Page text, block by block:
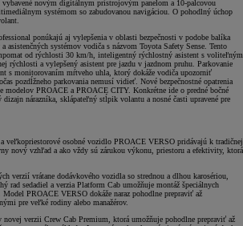
novým digitálnym prístrojovým panelom a 10-palcovou
systémom so zabudovanou navigáciou. O pohodlný úchop
ponúkajú aj vylepšenia v oblasti bezpečnosti v podobe balíka
asistenčných systémov vodiča s názvom Toyota Safety Sense. Tento
od rýchlosti 30 km/h, inteligentný rýchlostný asistent s voliteľným
rýchlosti a vylepšený asistent pre jazdu v jazdnom pruhu. Parkovanie
s monitorovaním mŕtveho uhla, ktorý dokáže vodiča upozorniť
pozdĺžneho parkovania nemusí vidieť. Nové bezpečnostné opatrenia
modelov PROACE a PROACE CITY. Konkrétne ide o predné bočné
dizajn nárazníka, sklápateľný stĺpik volantu a nosné časti upravené pre
veľkopriestorové osobné vozidlo PROACE VERSO pridávajú k tradičnej
nový vzhľad a ako vždy sú zárukou výkonu, priestoru a efektivity, ktorá
verzií vrátane dodávkového vozidla so strednou a dlhou karosériou,
rad sedadiel a verzia Platform Cab umožňuje montáž špeciálnych
Model PROACE VERSO dokáže naraz pohodlne prepraviť až
pre veľké rodiny alebo manažérov.
verzii Crew Cab Premium, ktorá umožňuje pohodlne prepraviť až